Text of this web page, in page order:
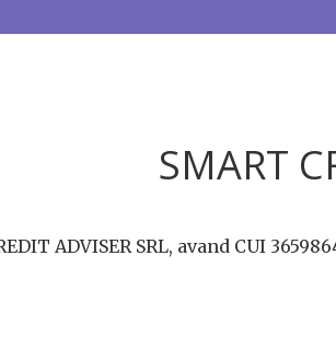
SMART
ADVISER SRL, avand CUI